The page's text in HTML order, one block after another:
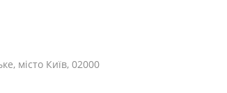
місто Київ, 02000